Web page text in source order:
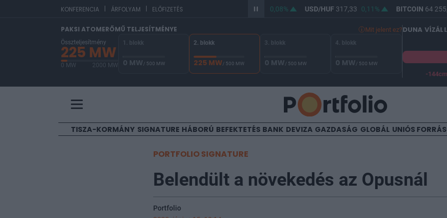
KONFERENCIA | ÁRFOLYAM | ELŐFIZETÉS 365,69 0,08% USD/HUF317,33 0,11% BITCOIN 64
PAKSI ATOMERŐMŰ TELJESÍTMÉNYE Mit jelent ez?
Összteljesítmény
225 MW
0 MW 2000 MW
1. blokk
0 MW/ 500 MW
2. blokk
225 MW/ 500 MW
3. blokk
0 MW/ 500 MW
4. blokk
0 MW/ 500 MW
DUNA
-144cm
TISZA-KORMÁNY SIGNATURE HÁBORÚ BEFEKTETÉS BANK DEVIZA GAZDASÁG GLOBÁL UNIÓS
PORTFOLIO SIGNATURE
Belendült a növekedés az Opusnál
Portfolio